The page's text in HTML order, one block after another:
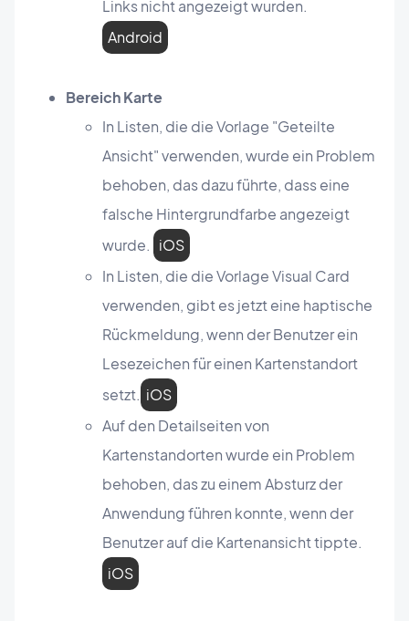
Links nicht angezeigt wurden.
Android
Bereich Karte
In Listen, die die Vorlage "Geteilte
Ansicht" verwenden, wurde ein Problem
behoben, das dazu führte, dass eine
falsche Hintergrundfarbe angezeigt
wurde. iOS
In Listen, die die Vorlage Visual Card
verwenden, gibt es jetzt eine haptische
Rückmeldung, wenn der Benutzer ein
Lesezeichen für einen Kartenstandort
setzt. iOS
Auf den Detailseiten von
Kartenstandorten wurde ein Problem
behoben, das zu einem Absturz der
Anwendung führen konnte, wenn der
Benutzer auf die Kartenansicht tippte.
iOS